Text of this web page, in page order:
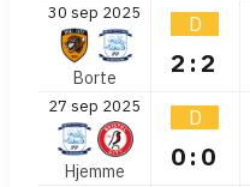
30 sep 2025
Borte
D
2:2
27 sep 2025
Hjemme
D
0:0